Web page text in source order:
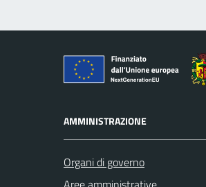
AMMINISTRAZIONE
Organi di governo